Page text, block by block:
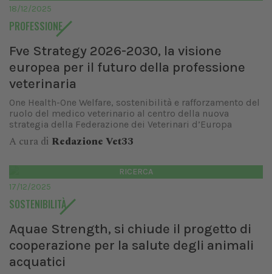
18/12/2025
PROFESSIONE
Fve Strategy 2026-2030, la visione
europea per il futuro della professione
veterinaria
One Health-One Welfare, sostenibilità e rafforzamento del
ruolo del medico veterinario al centro della nuova
strategia della Federazione dei Veterinari d’Europa
A cura di Redazione Vet33
RICERCA
17/12/2025
SOSTENIBILITÀ
Aquae Strength, si chiude il progetto di
cooperazione per la salute degli animali
acquatici